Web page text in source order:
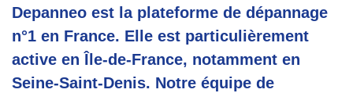
Depanneo est la plateforme de dépannage
n°1 en France. Elle est particulièrement
active en Île-de-France, notamment en
Seine-Saint-Denis. Notre équipe de